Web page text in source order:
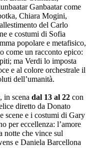
Ganbaatar come
Chiara Mogini,
del Carlo
e costumi di Sofia
popolare e metafisico,
come un racconto epico:
ma Verdi lo imposta
e al colore orchestrale il
dell’umanità.
, in scena dal 13 al 22 con
diretto da Donato
scene e i costumi di Gary
per eccellenza: l’amore
notte che vince sul
e Daniela Barcellona